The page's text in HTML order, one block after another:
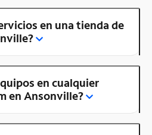
en una tienda de
en cualquier
en Ansonville?